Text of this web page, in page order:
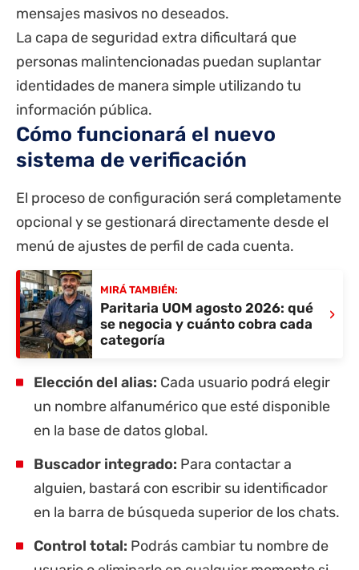
mensajes masivos no deseados.
La capa de seguridad extra dificultará que
personas malintencionadas puedan suplantar
identidades de manera simple utilizando tu
información pública.
Cómo funcionará el nuevo
sistema de verificación
El proceso de configuración será completamente
opcional y se gestionará directamente desde el
menú de ajustes de perfil de cada cuenta.
MIRÁ TAMBIÉN:
Paritaria UOM agosto 2026: qué
se negocia y cuánto cobra cada
categoría
›
Elección del alias: Cada usuario podrá elegir
un nombre alfanumérico que esté disponible
en la base de datos global.
Buscador integrado: Para contactar a
alguien, bastará con escribir su identificador
en la barra de búsqueda superior de los chats.
Control total: Podrás cambiar tu nombre de